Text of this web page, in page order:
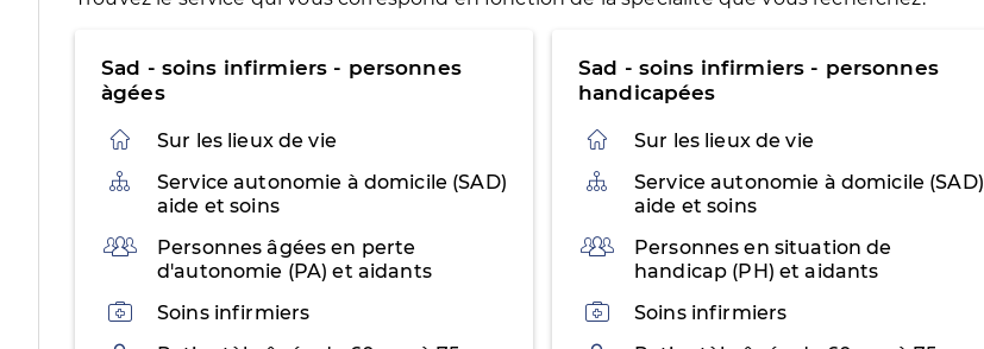
Sad - soins infirmiers - personnes
àgées
Sur les lieux de vie
Organisation
Service autonomie à domicile (SAD)
aide et soins
PublicPersonnes âgées en perte
d'autonomie (PA) et aidants
ActivitésSoins infirmiers
Sad - soins infirmiers - personnes
handicapées
Sur les lieux de vie
Organisation
Service autonomie à domicile (SAD)
aide et soins
PublicPersonnes en situation de
handicap (PH) et aidants
ActivitésSoins infirmiers